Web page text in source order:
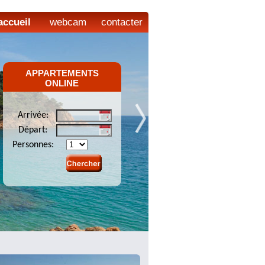
webcam contacter
APPARTEMENTS
ONLINE
Arrivée:
Départ:
Personnes: